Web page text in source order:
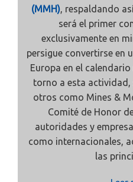
(MMH), respaldando
será el primer
exclusivamente en
persigue convertirse en
Europa en el
torno a esta actividad,
otros como Mines &
Comité de Honor
autoridades y
como internacionales,
las